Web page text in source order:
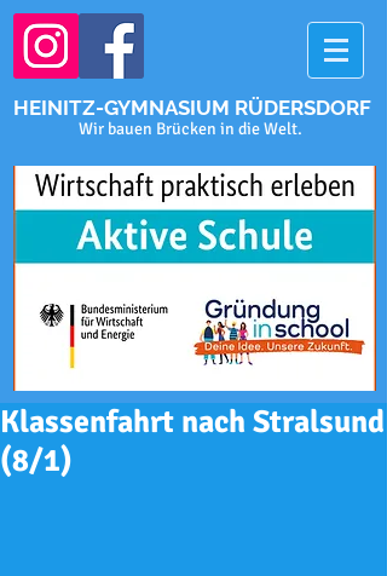
HEINITZ-GYMNASIUM RÜDERSDORF
Wir bauen Brücken in die Welt.
Klassenfahrt nach Stralsund
(8/1)